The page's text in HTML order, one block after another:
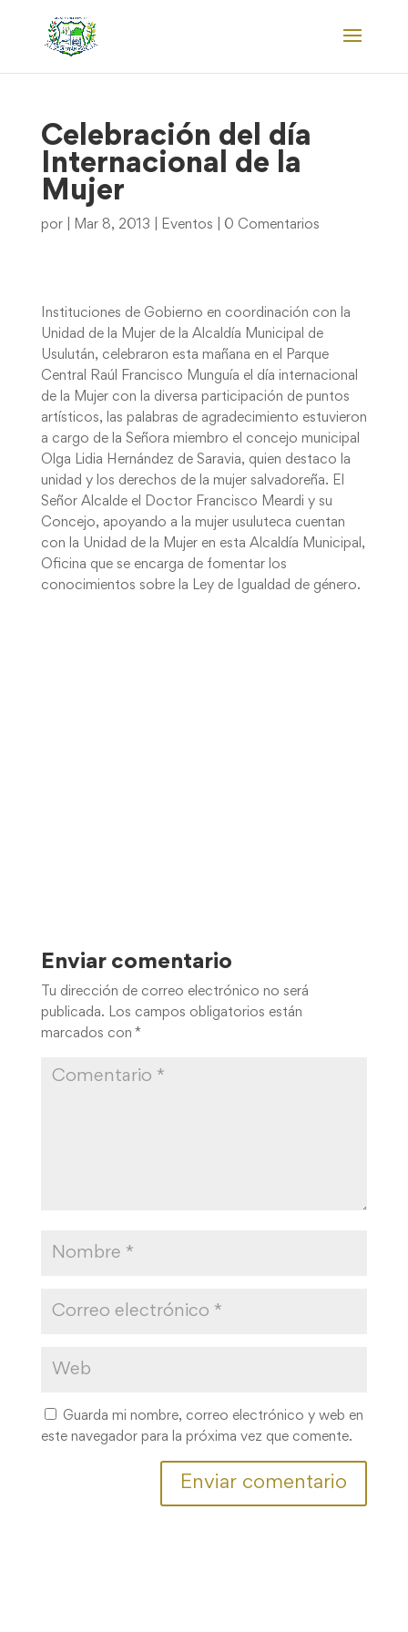
Celebración del día
Internacional de la
Mujer
por Mar 8, 2013 Eventos 0 Comentarios
Instituciones de Gobierno en coordinación con la
Unidad de la Mujer de la Alcaldía Municipal de
Usulután, celebraron esta mañana en el Parque
Central Raúl Francisco Munguía el día internacional
de la Mujer con la diversa participación de puntos
artísticos, las palabras de agradecimiento estuvieron
a cargo de la Señora miembro el concejo municipal
Olga Lidia Hernández de Saravia, quien destaco la
unidad y los derechos de la mujer salvadoreña. El
Señor Alcalde el Doctor Francisco Meardi y su
Concejo, apoyando a la mujer usuluteca cuentan
con la Unidad de la Mujer en esta Alcaldía Municipal,
Oficina que se encarga de fomentar los
conocimientos sobre la Ley de Igualdad de género.
Enviar comentario
Tu dirección de correo electrónico no será
publicada.
Los campos obligatorios están
marcados con *
Guarda mi nombre, correo electrónico y web en
este navegador para la próxima vez que comente.